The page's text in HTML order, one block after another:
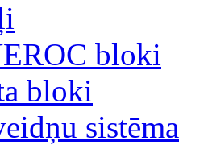
bloki
bloki
sistēma